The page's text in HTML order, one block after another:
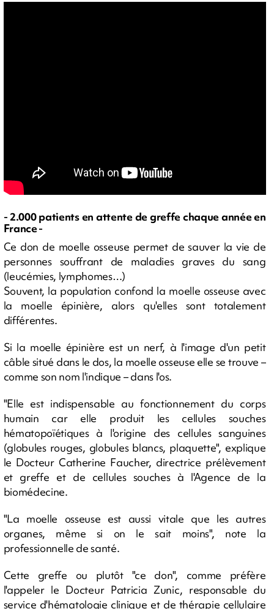
- 2.000 patients en attente de greffe chaque année en
France -
Ce don de moelle osseuse permet de sauver la vie de
personnes souffrant de maladies graves du sang
(leucémies, lymphomes…)
Souvent, la population confond la moelle osseuse avec
la moelle épinière, alors qu'elles sont totalement
différentes.
Si la moelle épinière est un nerf, à l'image d'un petit
câble situé dans le dos, la moelle osseuse elle se trouve –
comme son nom l'indique – dans l'os.
"Elle est indispensable au fonctionnement du corps
humain car elle produit les cellules souches
hématopoïétiques à l'origine des cellules sanguines
(globules rouges, globules blancs, plaquette", explique
le Docteur Catherine Faucher, directrice prélèvement
et greffe et de cellules souches à l'Agence de la
biomédecine.
"La moelle osseuse est aussi vitale que les autres
organes, même si on le sait moins", note la
professionnelle de santé.
Cette greffe ou plutôt "ce don", comme préfère
l'appeler le Docteur Patricia Zunic, responsable du
service d'hématologie clinique et de thérapie cellulaire